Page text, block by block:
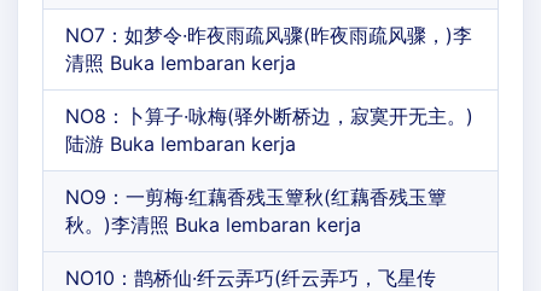
NO7：如梦令·昨夜雨疏风骤(昨夜雨疏风骤，)李
清照 Buka lembaran kerja
NO8：卜算子·咏梅(驿外断桥边，寂寞开无主。)
陆游 Buka lembaran kerja
NO9：一剪梅·红藕香残玉簟秋(红藕香残玉簟
秋。)李清照 Buka lembaran kerja
NO10：鹊桥仙·纤云弄巧(纤云弄巧，飞星传